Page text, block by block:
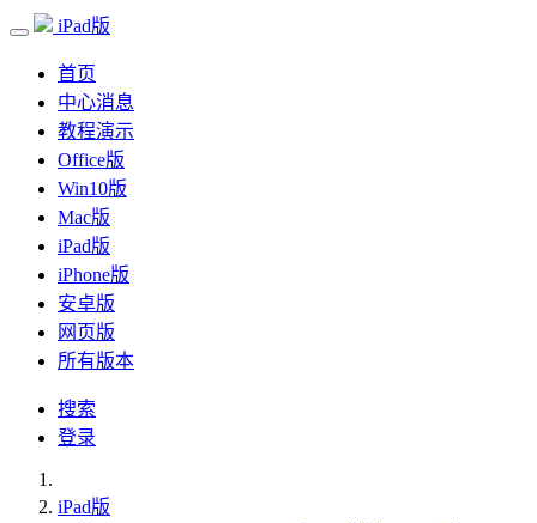
iPad版
首页
中心消息
教程演示
Office版
Win10版
Mac版
iPad版
iPhone版
安卓版
网页版
所有版本
搜索
登录
iPad版